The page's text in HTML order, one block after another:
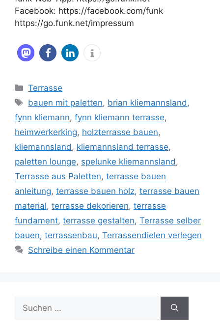
Facebook: https://facebook.com/funk
https://go.funk.net/impressum
Kategorien
Terrasse
Schlagwörter
bauen mit paletten, brian kliemannsland,
fynn kliemann, fynn kliemann terrasse,
heimwerkerking, holzterrasse bauen,
kliemannsland, kliemannsland terrasse,
paletten lounge, spelunke kliemannsland,
Terrasse aus Paletten, terrasse bauen
anleitung, terrasse bauen holz, terrasse bauen
material, terrasse dekorieren, terrasse
fundament, terrasse gestalten, Terrasse selber
bauen, terrassenbau, Terrassendielen verlegen
Schreibe einen Kommentar
Suche
nach: